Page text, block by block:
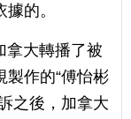
的。
拿大轉播了被
製作的“傅怡彬
之後，加拿大